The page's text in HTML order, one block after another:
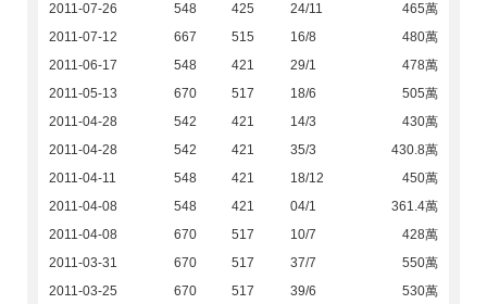
2011-07-26
548 425 24/11
465萬
2011-07-12
667 515 16/8
480萬
2011-06-17
548 421 29/1
478萬
2011-05-13
670 517 18/6
505萬
2011-04-28
542 421 14/3
430萬
2011-04-28
542 421 35/3
430.8萬
2011-04-11
548 421 18/12
450萬
2011-04-08
548 421 04/1
361.4萬
2011-04-08
670 517 10/7
428萬
2011-03-31
670 517 37/7
550萬
2011-03-25
670 517 39/6 530萬